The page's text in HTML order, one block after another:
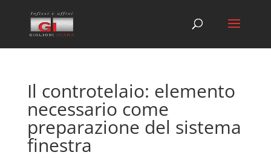
Il controtelaio: elemento
necessario come
preparazione del sistema
finestra